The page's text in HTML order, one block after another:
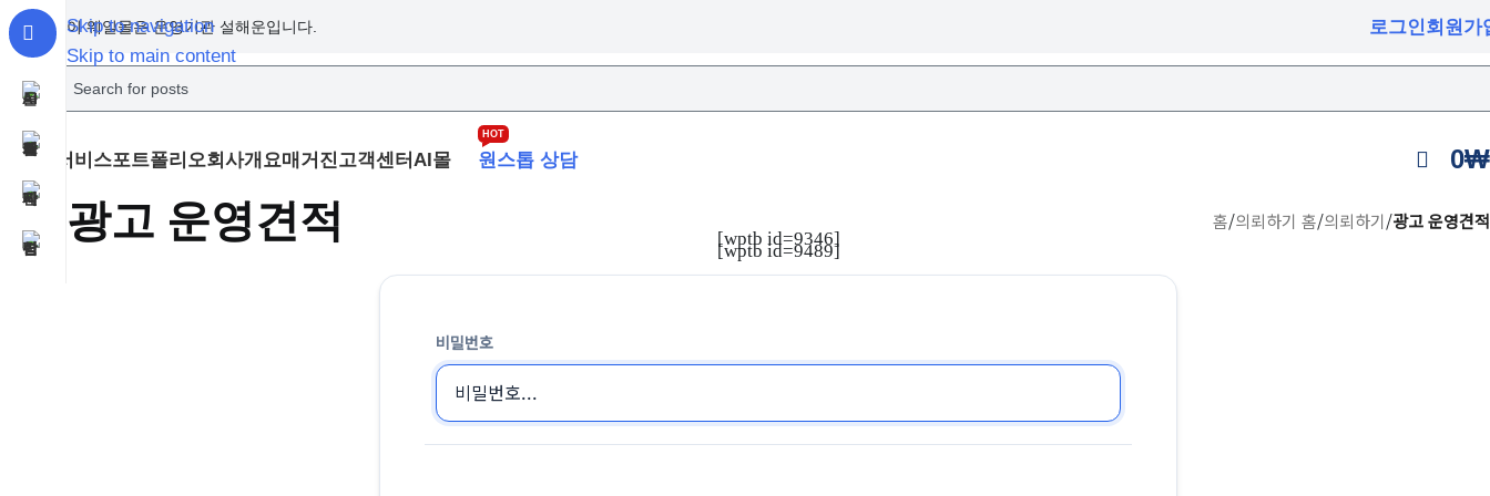
Skip to navigation
Skip to main content
이 웨일몰은 운영기관 설해운입니다. 로그인회원가
서비스포트폴리오회사개요매거진고객센터 AI몰 원스톱 상담
HOT
0₩
광고 운영견적 홈/의뢰하기 홈/의뢰하기/광고 운영견적
[wptb id=9489]
[wptb id=9346]
비밀번호